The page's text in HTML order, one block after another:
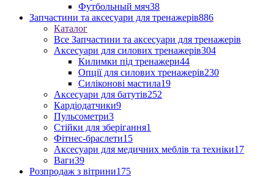
Футбольный мяч38
Запчастини та аксесуари для тренажерів886
Каталог
Все Запчастини та аксесуари для тренажерів
Аксесуари для силових тренажерів304
Килимки під тренажери44
Опції для силових тренажерів230
Силіконові мастила19
Аксесуари для батутів252
Кардіодатчики9
Пульсометри3
Стійки для зберігання1
Фітнес-браслети15
Аксесуари для медичних меблів та техніки17
Ваги39
Розпродаж з вітрини175